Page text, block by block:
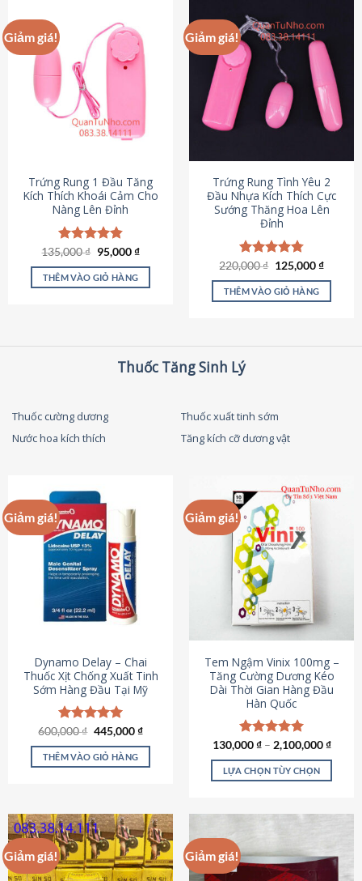
có
nhiều
biến
thể.
Các
tùy
chọn
được
chọn
trên
trang
sản
phẩm
Giảm giá!
Trứng Rung 1 Đầu Tăng
Kích Thích Khoái Cảm Cho
Nàng Lên Đỉnh
Được xếp
hạng4.87
5 sao
135,000₫ Giá
gốc
là:
135,000 ₫.
95,000₫Giá
tại
THÊM VÀO GIỎ HÀNG
Giảm giá!
Trứng Rung Tình Yêu 2
Đầu Nhựa Kích Thích Cực
Sướng Thăng Hoa Lên
Đỉnh
Được xếp
hạng4.79
5 sao
220,000₫ Giá
là:
220,000 ₫.
125,000₫Giá
tại
THÊM VÀO GIỎ HÀNG
Thuốc Tăng Sinh Lý
Thuốc cường dương
Thuốc xuất tinh sớm
Nước hoa kích thích
Tăng kích cỡ dương vật
Giảm giá!
Dynamo Delay – Chai
Thuốc Xịt Chống Xuất Tinh
Sớm Hàng Đầu Tại Mỹ
Được xếp
hạng5.00
5 sao
600,000₫ Giá
là:
600,000 ₫.
445,000₫Giá
tại
THÊM VÀO GIỎ HÀNG
Giảm giá!
Tem Ngậm Vinix 100mg –
Tăng Cường Dương Kéo
Dài Thời Gian Hàng Đầu
Hàn Quốc
Được xếp
hạng5.00
5 sao
130,000₫– 2,100,000₫
LỰA CHỌN TÙY CHỌN
nhiều
biến
Giảm giá! Giảm giá!